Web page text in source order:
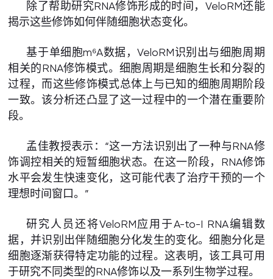
除了帮助研究RNA修饰形成的时间，VeloRM还能
揭示这些修饰如何伴随细胞状态变化。
基于单细胞m⁶A数据，VeloRM识别出与细胞周期
相关的RNA修饰模式。细胞周期是细胞生长和分裂的
过程，而这些修饰模式总体上与已知的细胞周期阶段
一致。该分析还凸显了这一过程中的一个潜在重要阶
段。
孟佳教授表示：“这一方法识别出了一种与RNA修
饰调控相关的短暂细胞状态。在这一阶段，RNA修饰
水平会发生快速变化，这可能代表了治疗干预的一个
理想时间窗口。”
研究人员还将VeloRM应用于A-to-I RNA编辑数
据，并识别出伴随细胞分化发生的变化。细胞分化是
细胞逐渐获得特定功能的过程。这表明，该工具可用
于研究不同类型的RNA修饰以及一系列生物学过程。